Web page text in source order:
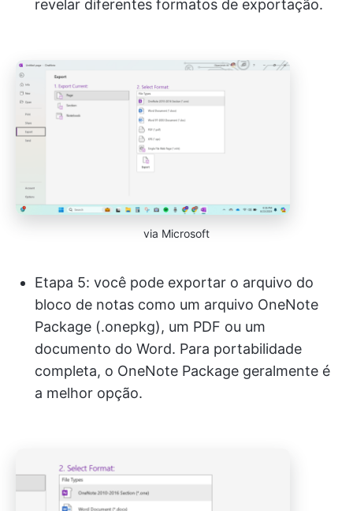
revelar diferentes formatos de exportação.
via Microsoft
Etapa 5: você pode exportar o arquivo do
bloco de notas como um arquivo OneNote
Package (.onepkg), um PDF ou um
documento do Word. Para portabilidade
completa, o OneNote Package geralmente é
a melhor opção.